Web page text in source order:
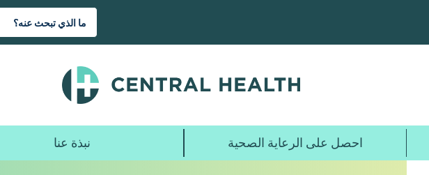
المحتوى
احصل على الرعاية الصحية نبذة عنا